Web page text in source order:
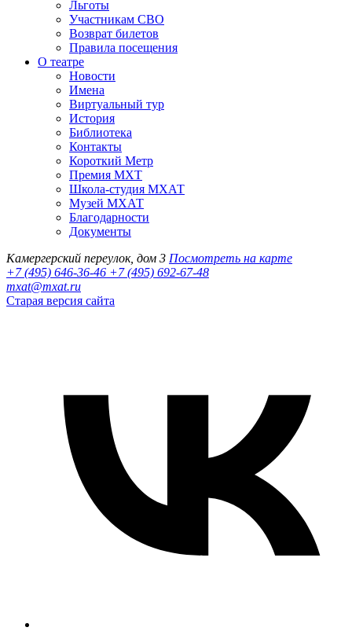
Льготы
Участникам СВО
Возврат билетов
Правила посещения
О театре
Новости
Имена
Виртуальный тур
История
Библиотека
Контакты
Короткий Метр
Премия МХТ
Школа-студия МХАТ
Музей МХАТ
Благодарности
Документы
Камергерский переулок, дом 3 Посмотреть на карте
+7 (495) 646-36-46 +7 (495) 692-67-48‬
mxat@mxat.ru
Старая версия сайта